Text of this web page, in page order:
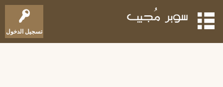
تسجيل الدخول